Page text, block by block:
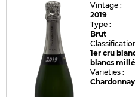
Vintage :
2019
Type :
Brut
1er cru
blancs
Varieties :
Chardonnay